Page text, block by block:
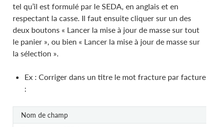
tel qu’il est formulé par le SEDA, en anglais et en
respectant la casse. Il faut ensuite cliquer sur un des
deux boutons « Lancer la mise à jour de masse sur tout
le panier », ou bien « Lancer la mise à jour de masse sur
la sélection ».
Ex : Corriger dans un titre le mot fracture par facture
:
Nom de champ